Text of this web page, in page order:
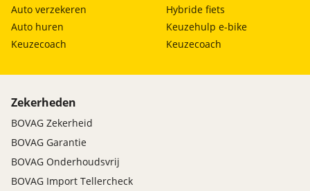
Auto verzekeren
Auto huren
Keuzecoach
Hybride fiets
Keuzehulp e-bike
Keuzecoach
Zekerheden
BOVAG Zekerheid
BOVAG Garantie
BOVAG Onderhoudsvrij
BOVAG Import Tellercheck